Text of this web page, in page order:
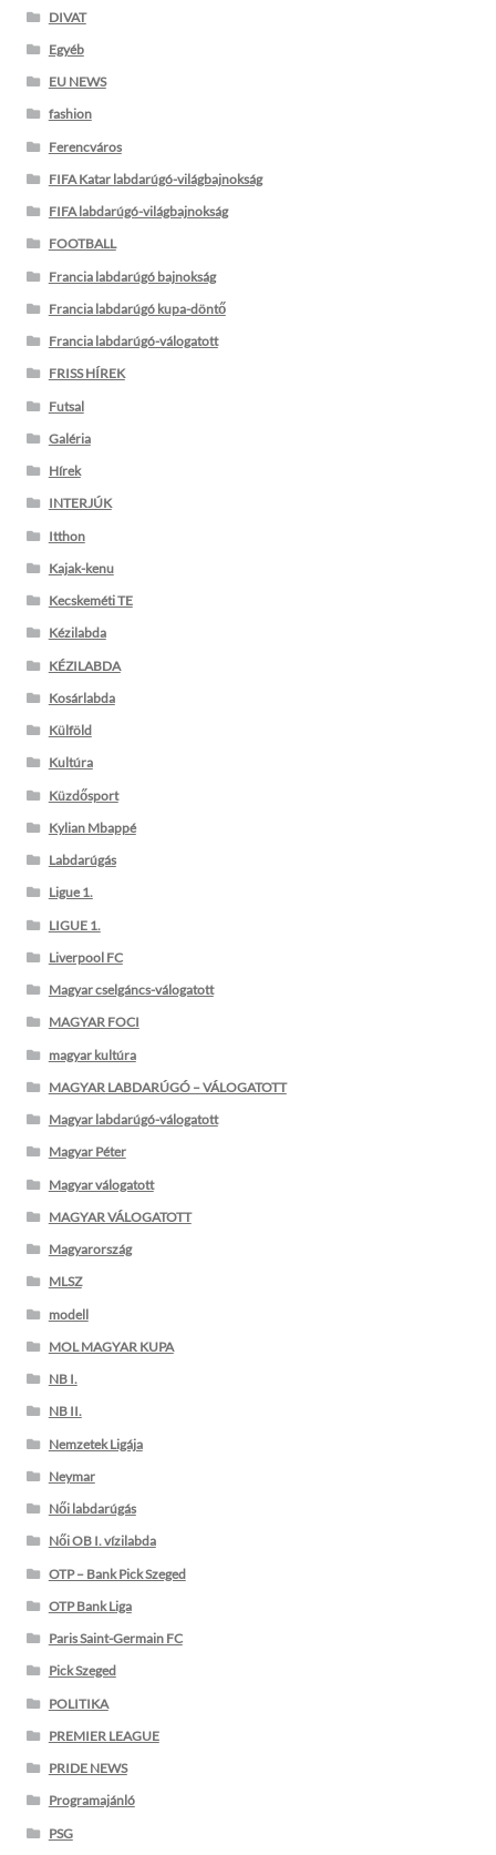
DIVAT
Egyéb
EU NEWS
fashion
Ferencváros
FIFA Katar labdarúgó-világbajnokság
FIFA labdarúgó-világbajnokság
FOOTBALL
Francia labdarúgó bajnokság
Francia labdarúgó kupa-döntő
Francia labdarúgó-válogatott
FRISS HÍREK
Futsal
Galéria
Hírek
INTERJÚK
Itthon
Kajak-kenu
Kecskeméti TE
Kézilabda
KÉZILABDA
Kosárlabda
Külföld
Kultúra
Küzdősport
Kylian Mbappé
Labdarúgás
Ligue 1.
LIGUE 1.
Liverpool FC
Magyar cselgáncs-válogatott
MAGYAR FOCI
magyar kultúra
MAGYAR LABDARÚGÓ – VÁLOGATOTT
Magyar labdarúgó-válogatott
Magyar Péter
Magyar válogatott
MAGYAR VÁLOGATOTT
Magyarország
MLSZ
modell
MOL MAGYAR KUPA
NB I.
NB II.
Nemzetek Ligája
Neymar
Női labdarúgás
Női OB I. vízilabda
OTP – Bank Pick Szeged
OTP Bank Liga
Paris Saint-Germain FC
Pick Szeged
POLITIKA
PREMIER LEAGUE
PRIDE NEWS
Programajánló
PSG